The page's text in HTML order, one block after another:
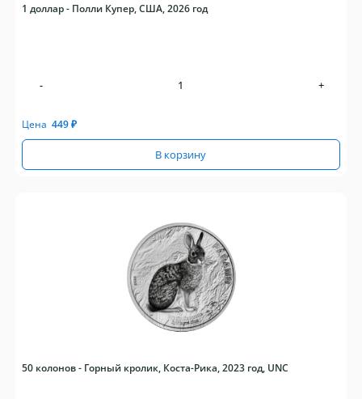
1 доллар - Полли Купер, США, 2026 год
- +
Цена 449₽
В корзину
50 колонов - Горный кролик, Коста-Рика, 2023 год, UNC